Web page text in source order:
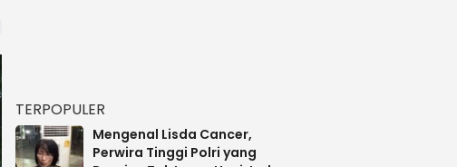
TERPOPULER
Mengenal Lisda Cancer,
Perwira Tinggi Polri yang